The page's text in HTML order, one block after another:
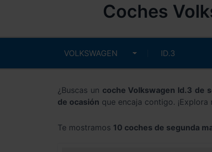
Coches
¿Buscas un coche Volkswagen Id.3 de
de ocasión que encaja contigo.
Te mostramos 10 coches de segunda